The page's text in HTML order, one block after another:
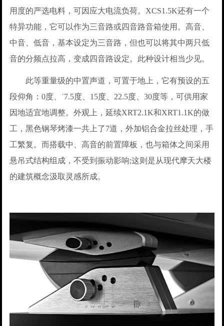
用度的严选电料，可因应大电流负荷。XCS1.5K还有一个
特异功能，它可以作为三音路或四音路音箱使用。高音、
中音、低音，基本设定为三音路，但也可以将其中两只低
音的分频点拉高，变成四音路设定。此种设计相当少见。
此等重量级的中置声道，可置于地上，它有预设的五
段仰角：0度、˙7.5度、15度、22.5度、30度等，可供用家
因地适宜地调整。外观上，延续XRT2.1K和XRT1.1K的做
工，黑色钢琴烤漆一共上了7道，外加铝合金拉丝处理，手
工繁复。而搭载中、高音的前置障板，也与箱体之间采用
悬吊式结构组成，不受到振动影响;这则是从现代摩天大楼
的建筑概念汲取灵感所成。